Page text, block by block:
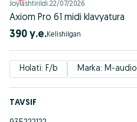
Joylashtirildi 22/07/2026
Axiom Pro 61 midi klavyatura
390 у.е.
Holati: F/b Marka: M-audio
TAVSIF